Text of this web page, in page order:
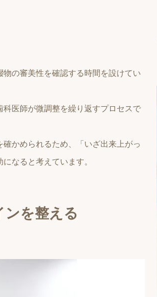
の審美性を確認する時間を設けてい
医師が微調整を繰り返すプロセスで
かめられるため、「いざ出来上がっ
なると考えています。
ンを整える